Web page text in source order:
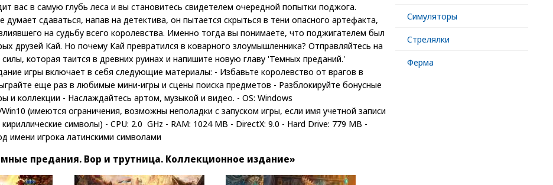
вас в самую глубь леса и вы становитесь свидетелем очередной попытки поджога.
думает сдаваться, напав на детектива, он пытается скрыться в тени опасного артефакта,
на судьбу всего королевства. Именно тогда вы понимаете, что поджигателем был
друзей Кай. Но почему Кай превратился в коварного злоумышленника? Отправляйтесь на
силы, которая таится в древних руинах и напишите новую главу 'Темных преданий.'
игры включает в себя следующие материалы: - Избавьте королевство от врагов в
еще раз в любимые мини-игры и сцены поиска предметов - Разблокируйте бонусные
и коллекции - Наслаждайтесь артом, музыкой и видео. - OS: Windows
(имеются ограничения, возможны неполадки с запуском игры, если имя учетной записи
символы) - CPU: 2.0 GHz - RAM: 1024 MB - DirectX: 9.0 - Hard Drive: 779 MB -
имени игрока латинскими символами
предания. Вор и трутница. Коллекционное издание»
Симуляторы
Стрелялки
Ферма